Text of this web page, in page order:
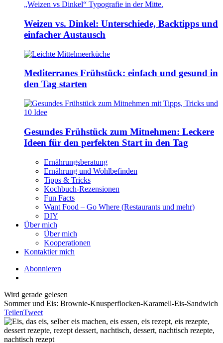
Weizen vs. Dinkel: Unterschiede, Backtipps und
einfacher Austausch
Mediterranes Frühstück: einfach und gesund in
den Tag starten
Gesundes Frühstück zum Mitnehmen: Leckere
Ideen für den perfekten Start in den Tag
Ernährungsberatung
Ernährung und Wohlbefinden
Tipps & Tricks
Kochbuch-Rezensionen
Fun Facts
Want Food – Go Where (Restaurants und mehr)
DIY
Über mich
Über mich
Kooperationen
Kontaktier mich
Abonnieren
Wird gerade gelesen
Sommer und Eis: Brownie-Knusperflocken-Karamell-Eis-Sandwich
TeilenTweet